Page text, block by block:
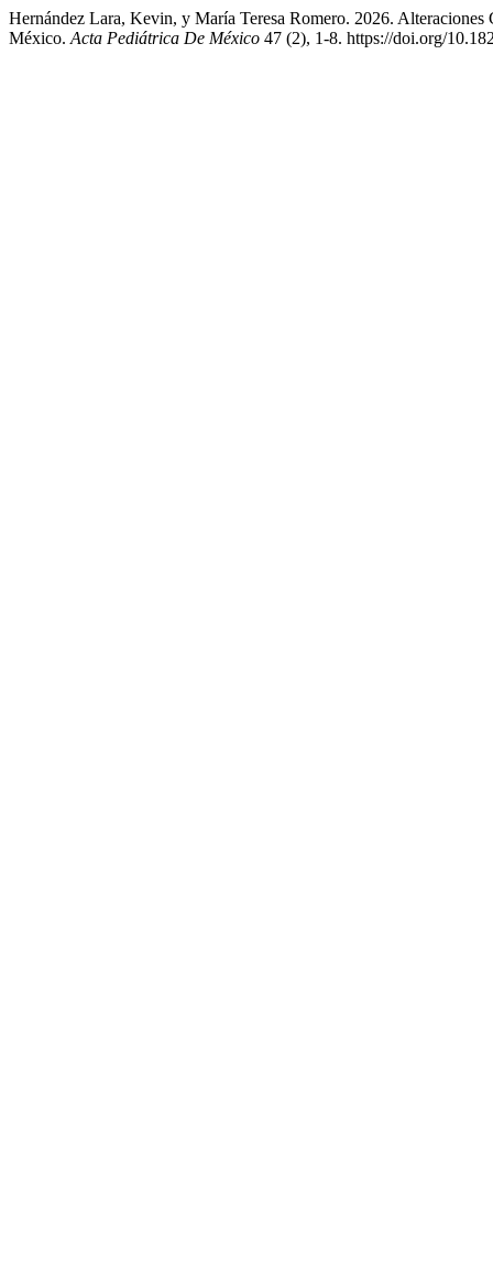
Hernández Lara, Kevin, y María Teresa Romero. 2026.
México. Acta Pediátrica De México 47 (2), 1-8. https://doi.org/